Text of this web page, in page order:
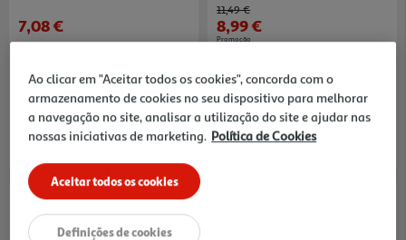
7,08 €
Price reduced from
11,49 €to
8,99 €
Promoção
Ao clicar em "Aceitar todos os cookies", concorda com o
armazenamento de cookies no seu dispositivo para melhorar
a navegação no site, analisar a utilização do site e ajudar nas
nossas iniciativas de marketing. Política de Cookies
Aceitar todos os cookies
Definições de cookies